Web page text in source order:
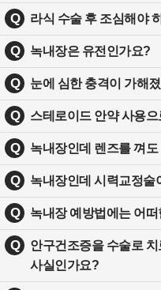
Q 라식 수술 후 조심해야
Q 녹내장은 유전인가요?
Q 눈에 심한 충격이 가해
Q 스테로이드 안약 사용
Q 녹내장인데 렌즈를 껴
Q 녹내장인데 시력교정술
Q 녹내장 예방법에는 어
Q
안구건조증을 수술로 치
사실인가요?